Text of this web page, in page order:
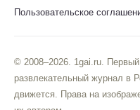
Пользовательское
© 2008–2026. 1gai.ru.
развлекательный журнал в
движется. Права на